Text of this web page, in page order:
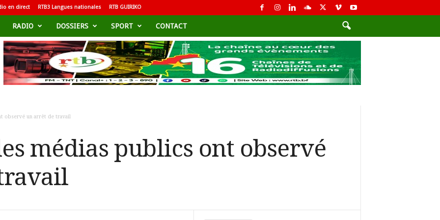
en direct RTB3 Langues nationales RTB GUIRIKO
RADIO DOSSIERS SPORT CONTACT
observé un arrêt de travail
médias publics ont observé